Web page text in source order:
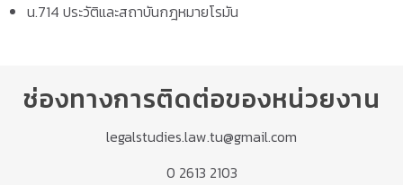
น.714 ประวัติและสถาบันกฎหมายโรมัน
ช่องทางการติดต่อของหน่วยงาน
legalstudies.law.tu@gmail.com
0 2613 2103